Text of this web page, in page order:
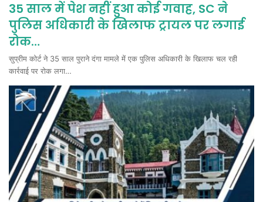
35 साल में पेश नहीं हुआ कोई गवाह, SC ने
पुलिस अधिकारी के खिलाफ ट्रायल पर लगाई
रोक…
सुप्रीम कोर्ट ने 35 साल पुराने दंगा मामले में एक पुलिस अधिकारी के खिलाफ चल रही
कार्रवाई पर रोक लगा…